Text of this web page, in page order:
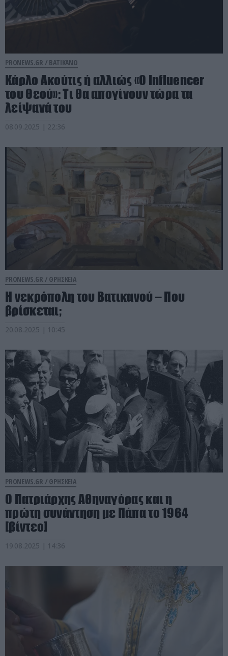
PRONEWS.GR / ΒΑΤΙΚΑΝΟ
Κάρλο Ακούτις ή αλλιώς «O Influencer
του Θεού»: Τι θα απογίνουν τώρα τα
λείψανά του
08.09.2025 | 22:36
PRONEWS.GR / ΘΡΗΣΚΕΙΑ
Η νεκρόπολη του Βατικανού – Που
βρίσκεται;
20.08.2025 | 10:45
PRONEWS.GR / ΘΡΗΣΚΕΙΑ
Ο Πατριάρχης Αθηναγόρας και η
πρώτη συνάντηση με Πάπα το 1964
[βίντεο]
19.08.2025 | 14:36